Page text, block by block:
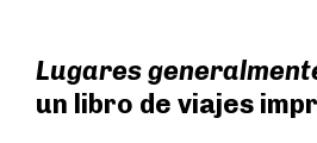
Lugares
un libro de viajes